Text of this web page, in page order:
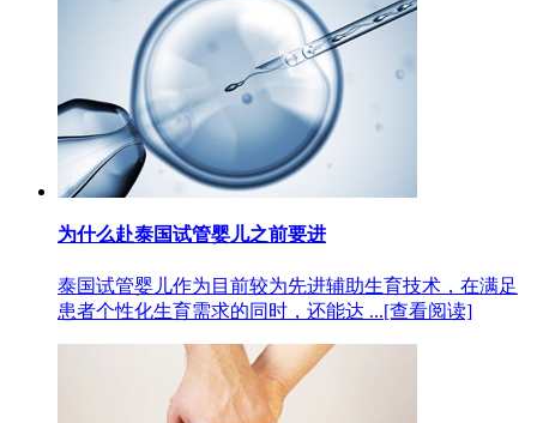
为什么赴泰国试管婴儿之前要进
泰国试管婴儿作为目前较为先进辅助生育技术，在满足
患者个性化生育需求的同时，还能达 ...[查看阅读]